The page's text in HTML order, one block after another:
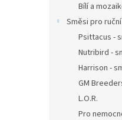
Bílí a
Směsi pro
Psittacus -
Nutribird -
Harrison -
GM
L.O.R.
Pro